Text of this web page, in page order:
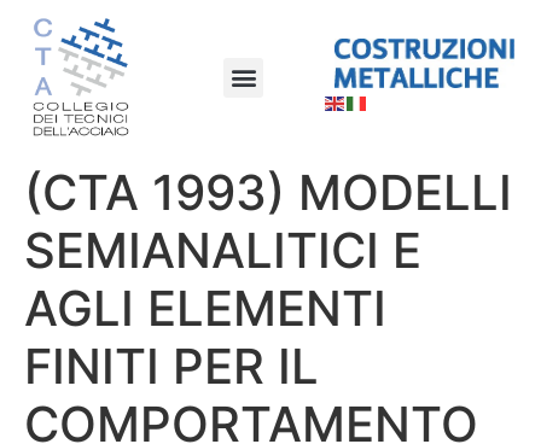
(CTA 1993) MODELLI
SEMIANALITICI E
AGLI ELEMENTI
FINITI PER IL
COMPORTAMENTO